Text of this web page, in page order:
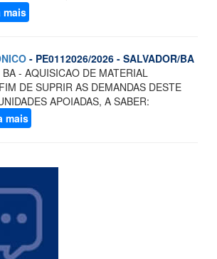
mais
- PE0112026/2026 - SALVADOR/BA
- AQUISICAO DE MATERIAL
DE SUPRIR AS DEMANDAS DESTE
APOIADAS, A SABER:
mais